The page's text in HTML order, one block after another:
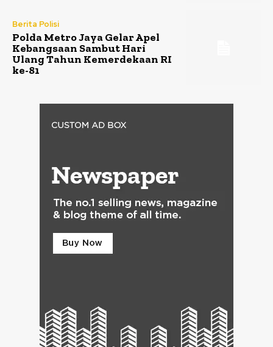
Berita Polisi
Polda Metro Jaya Gelar Apel
Kebangsaan Sambut Hari
Ulang Tahun Kemerdekaan RI
ke-81